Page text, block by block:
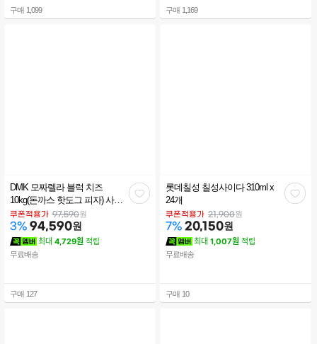
구매 1,099 구매 1,169
DMK 모짜렐라 블럭 치즈
10kg(돈까스 핫도그 피자) 사업
자전용
쿠폰적용가 97,590원
3% 94,590원
최대 4,729원 적립
무료배송
구매 127
관
롯데칠성 칠성사이다 310ml x
24개
쿠폰적용가 21,900원
7% 20,150원
최대 1,007원 적립
무료배송
구매 10
관